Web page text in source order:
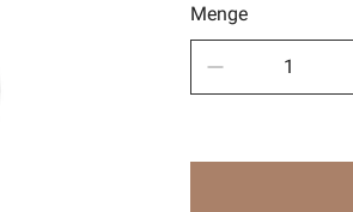
Menge